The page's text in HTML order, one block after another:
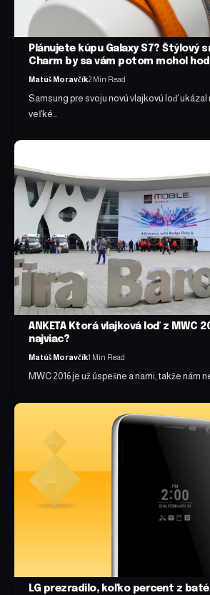
Plánujete kúpu Galaxy S7? Štýlový
Charm by sa vám potom mohol
Matúš Moravčík2 Min Read
Samsung pre svoju novú vlajkovú loď ukázal
veľké…
ANKETA Ktorá vlajková loď z MWC
najviac?
Matúš Moravčík1 Min Read
MWC 2016 je už úspešne a nami, takže nám
LG prezradilo, koľko percent z